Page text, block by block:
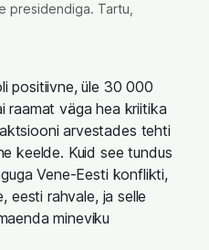
presidendiga. Tartu,
positiivne, üle 30 000
raamat väga hea kriitika
arvestades tehti
keelde. Kuid see tundus
Vene-Eesti konflikti,
eesti rahvale, ja selle
mineviku